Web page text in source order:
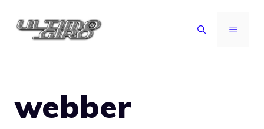
MENU
webber